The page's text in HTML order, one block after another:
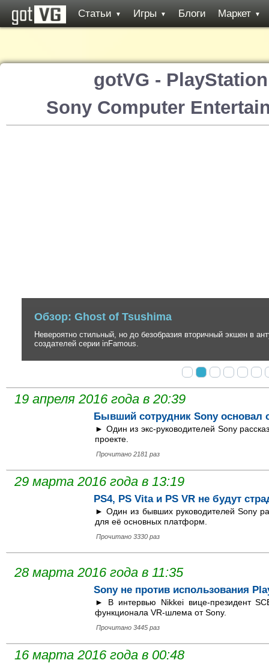
Статьи ▼ Игры ▼ Блоги Маркет ▼
gotVG -
Sony Computer
Обзор: Ghost of Tsushima
Невероятно стильный, но до безобразия вторичный экшен в
создателей серии inFamous.
19 апреля 2016 года в 20:39
Бывший сотрудник Sony основал
► Один из экс-руководителей Sony
проекте.
Прочитано 2181 раз
29 марта 2016 года в 13:19
PS4, PS Vita и PS VR не будут
► Один из бывших руководителей Sony
для её основных платформ.
Прочитано 3330 раз
28 марта 2016 года в 11:35
Sony не против использования
► В интервью Nikkei вице-президент
функционала VR-шлема от Sony.
Прочитано 3445 раз
16 марта 2016 года в 00:48